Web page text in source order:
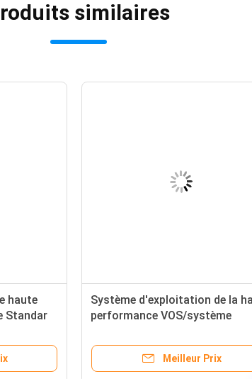
similaires
haute
Standar
Système d'exploitation de la
performance VOS/système
commande
Meilleur Prix